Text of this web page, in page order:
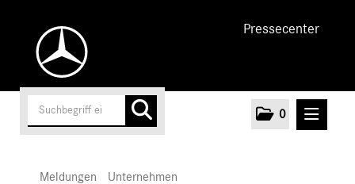
Pressecenter
0
Meldungen Unternehmen